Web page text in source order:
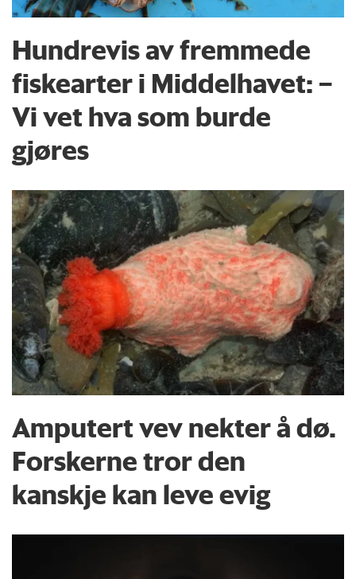
Hundrevis av fremmede
fiskearter i Middelhavet: –
Vi vet hva som burde
gjøres
Amputert vev nekter å dø.
Forskerne tror den
kanskje kan leve evig